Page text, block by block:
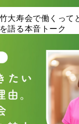
大寿会で働くって
語る本音トーク